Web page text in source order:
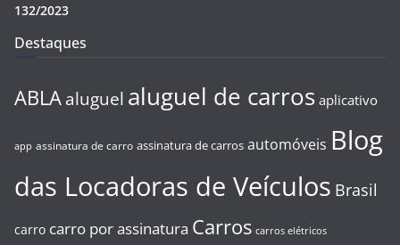
132/2023
Destaques
ABLA aluguel aluguel de carros aplicativo
app assinatura de carro assinatura de carros automóveis Blog
das Locadoras de Veículos Brasil
carro carro por assinatura Carros carros elétricos